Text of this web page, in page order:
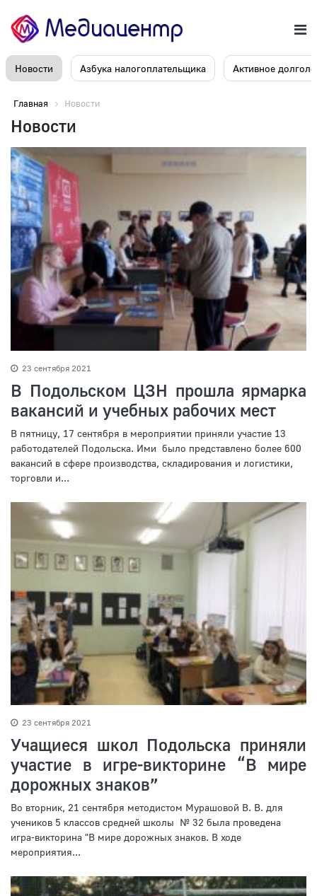
Новости Азбука налогоплательщика Активное
Главная Новости
Новости
23 сентября 2021
В Подольском ЦЗН прошла ярмарка
вакансий и учебных рабочих мест
В пятницу, 17 сентября в мероприятии приняли участие 13
работодателей Подольска. Ими было представлено более 600
вакансий в сфере производства, складирования и логистики,
торговли и...
23 сентября 2021
Учащиеся школ Подольска приняли
участие в игре-викторине “В мире
дорожных знаков”
Во вторник, 21 сентября методистом Мурашовой В. В. для
учеников 5 классов средней школы № 32 была проведена
игра-викторина "В мире дорожных знаков. В ходе
мероприятия...